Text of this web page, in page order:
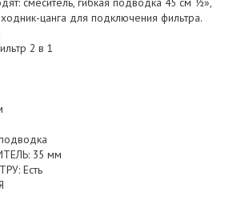
цанга для подключения фильтра.
2 в 1
35 мм
Есть